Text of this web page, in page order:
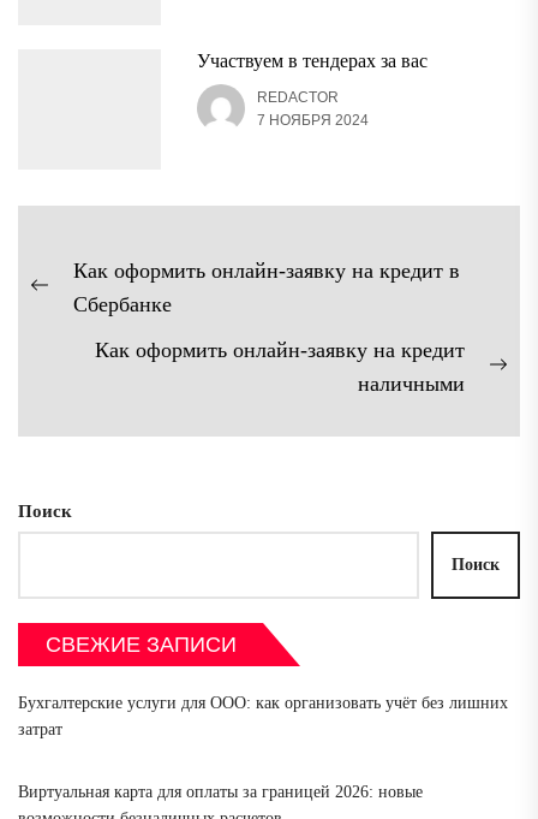
Участвуем в тендерах за вас
REDACTOR
7 НОЯБРЯ 2024
Навигация
по
записям
Предыдущая
Как оформить онлайн-заявку на кредит в
Сбербанке
Как оформить онлайн-заявку на кредит
наличными
Поиск
Поиск
СВЕЖИЕ ЗАПИСИ
Бухгалтерские услуги для ООО: как организовать учёт без лишних
затрат
Виртуальная карта для оплаты за границей 2026: новые